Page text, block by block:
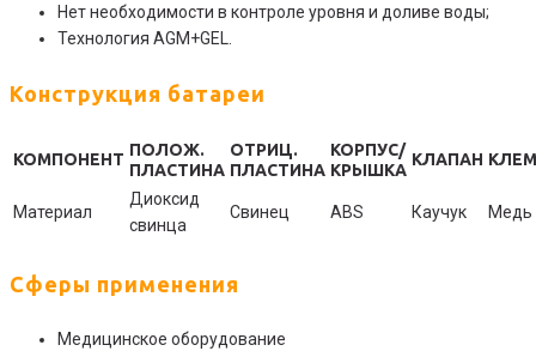
Нет необходимости в контроле уровня и доливе воды;
Технология AGM+GEL.
Конструкция батареи
КОМПОНЕНТ ПОЛОЖ.
ПЛАСТИНА
ОТРИЦ.
ПЛАСТИНА
КОРПУС/
КРЫШКА
КЛАПАН
Материал
Диоксид
свинца
Свинец ABS Каучук Медь
Сферы применения
Медицинское оборудование